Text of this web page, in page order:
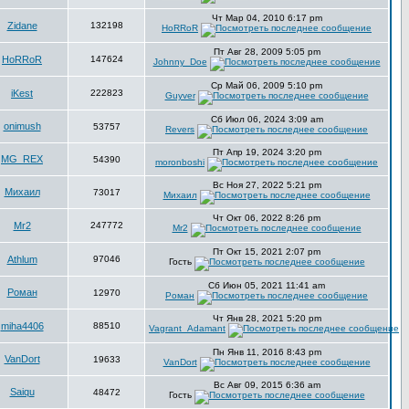
Zidane 132198
Чт Мар 04, 2010 6:17 pm
HoRRoR
HoRRoR 147624
Пт Авг 28, 2009 5:05 pm
Johnny_Doe
iKest 222823
Ср Май 06, 2009 5:10 pm
Guyver
onimush 53757
Сб Июл 06, 2024 3:09 am
Revers
MG_REX 54390
Пт Апр 19, 2024 3:20 pm
moronboshi
Михаил 73017
Вс Ноя 27, 2022 5:21 pm
Михаил
Mr2 247772
Чт Окт 06, 2022 8:26 pm
Mr2
Athlum 97046
Пт Окт 15, 2021 2:07 pm
Гость
Роман 12970
Сб Июн 05, 2021 11:41 am
Роман
miha4406 88510
Чт Янв 28, 2021 5:20 pm
Vagrant_Adamant
VanDort 19633
Пн Янв 11, 2016 8:43 pm
VanDort
Saiqu 48472
Вс Авг 09, 2015 6:36 am
Гость